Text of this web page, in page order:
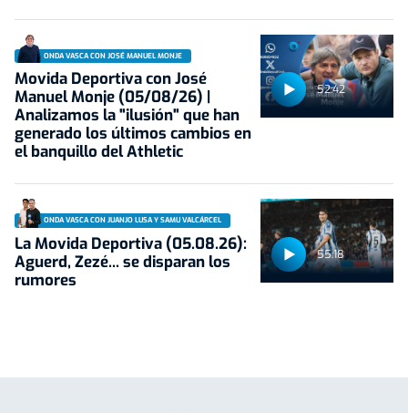
52:42
ONDA VASCA CON JOSÉ MANUEL MONJE
Movida Deportiva con José
Manuel Monje (05/08/26) |
Analizamos la "ilusión" que han
generado los últimos cambios en
el banquillo del Athletic
55:18
ONDA VASCA CON JUANJO LUSA Y SAMU VALCÁRCEL
La Movida Deportiva (05.08.26):
Aguerd, Zezé... se disparan los
rumores